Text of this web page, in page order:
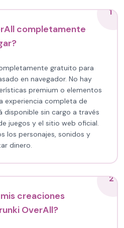
1
completamente
gratuito para
en navegador. No hay
premium o elementos
experiencia completa de
disponible sin cargo a través
juegos y el sitio web oficial.
los personajes, sonidos y
dinero.
2
creaciones
OverAll?